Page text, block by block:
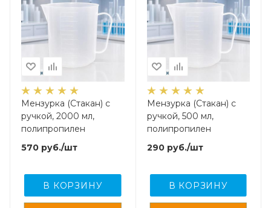
Мензурка (Стакан) с
ручкой, 2000 мл,
полипропилен
570 руб./шт
В КОРЗИНУ
Мензурка (Стакан) с
ручкой, 500 мл,
полипропилен
290руб./шт
В КОРЗИНУ